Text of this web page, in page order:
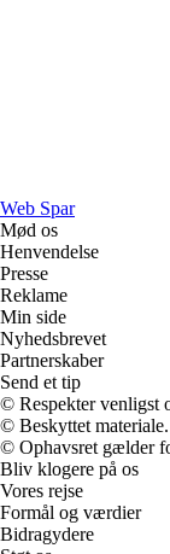
Web Spar
Mød os
Henvendelse
Presse
Reklame
Min side
Nyhedsbrevet
Partnerskaber
Send et tip
© Respekter venligst
© Beskyttet
© Ophavsret gælder
Bliv klogere på os
Vores rejse
Formål og værdier
Bidragydere